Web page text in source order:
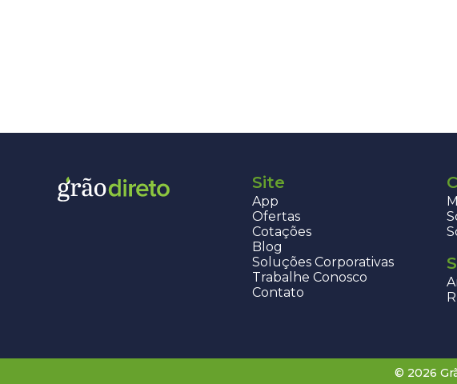
Site
App
Ofertas
Cotações
Blog
Soluções Corporativas
Trabalhe Conosco
Contato
© 2026